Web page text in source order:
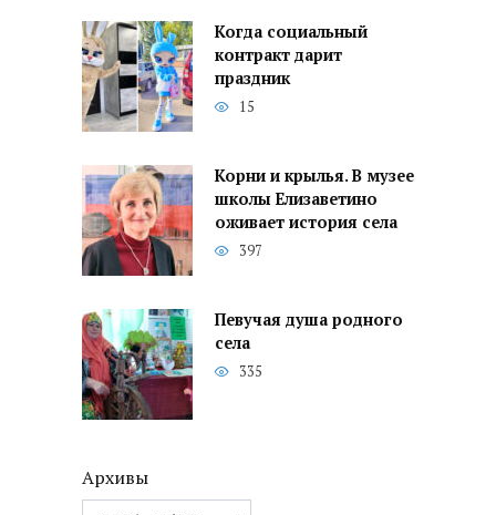
Когда социальный
контракт дарит
праздник
15
Корни и крылья. В музее
школы Елизаветино
оживает история села
397
Певучая душа родного
села
335
Архивы